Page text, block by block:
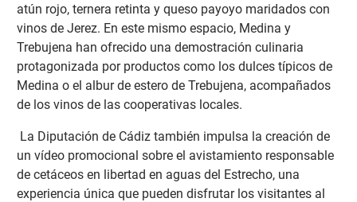
atún rojo, ternera retinta y queso payoyo maridados con
vinos de Jerez. En este mismo espacio, Medina y
Trebujena han ofrecido una demostración culinaria
protagonizada por productos como los dulces típicos de
Medina o el albur de estero de Trebujena, acompañados
de los vinos de las cooperativas locales.
La Diputación de Cádiz también impulsa la creación de
un vídeo promocional sobre el avistamiento responsable
de cetáceos en libertad en aguas del Estrecho, una
experiencia única que pueden disfrutar los visitantes al